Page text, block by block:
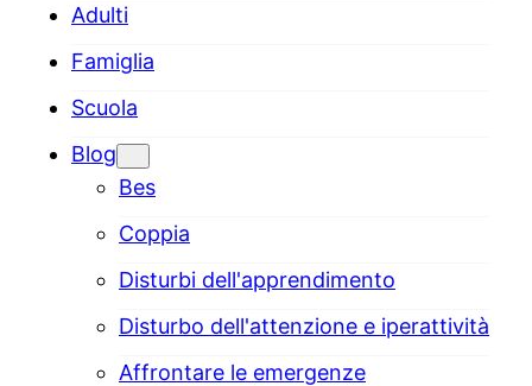
Adulti
Famiglia
Scuola
Blog
Bes
Coppia
Disturbi dell'apprendimento
Disturbo dell'attenzione e iperattività
Affrontare le emergenze